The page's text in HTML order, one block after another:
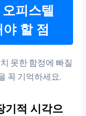
피스텔
할 점
못한 함정에 빠질
꼭 기억하세요.
기적 시각으